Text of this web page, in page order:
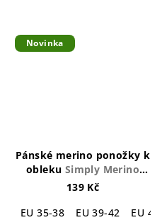
EU 47-50
Novinka
Pánské merino ponožky k
obleku Simply Merino
Business Socks
139 Kč
EU 35-38
EU 39-42
EU